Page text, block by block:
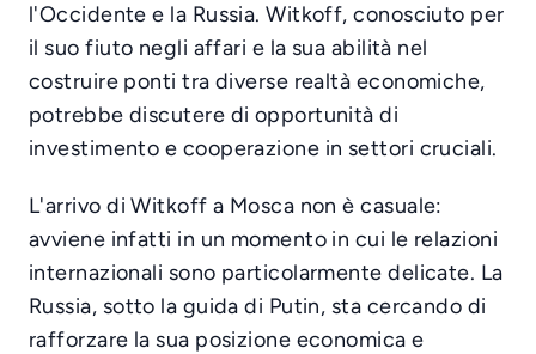
l'Occidente e la Russia. Witkoff, conosciuto per
il suo fiuto negli affari e la sua abilità nel
costruire ponti tra diverse realtà economiche,
potrebbe discutere di opportunità di
investimento e cooperazione in settori cruciali.
L'arrivo di Witkoff a Mosca non è casuale:
avviene infatti in un momento in cui le relazioni
internazionali sono particolarmente delicate. La
Russia, sotto la guida di Putin, sta cercando di
rafforzare la sua posizione economica e